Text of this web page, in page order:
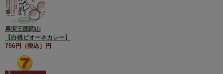
果実王国岡山
【白桃ピオーネカレー】
756円（税込）円